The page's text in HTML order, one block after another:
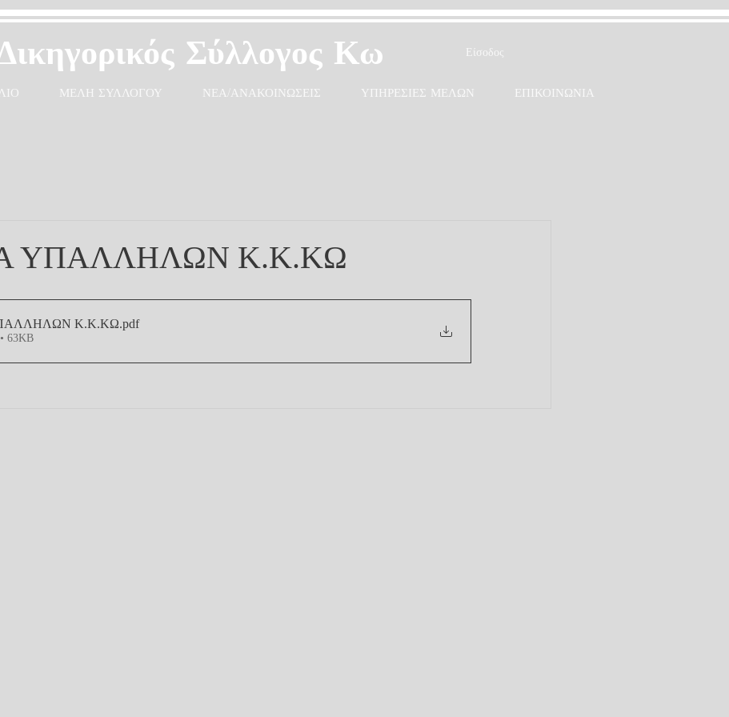
Σύλλογος Κω Είσοδος
ΜΕΛΗ ΣΥΛΛΟΓΟΥ ΝΕΑ/ΑΝΑΚΟΙΝΩΣΕΙΣ ΥΠΗΡΕΣΙΕΣ ΜΕΛΩΝ ΕΠΙΚΟΙΝΩΝΙΑ
ΥΠΑΛΛΗΛΩΝ Κ.Κ.ΚΩ
Κ.Κ.ΚΩ.pdf
63KB